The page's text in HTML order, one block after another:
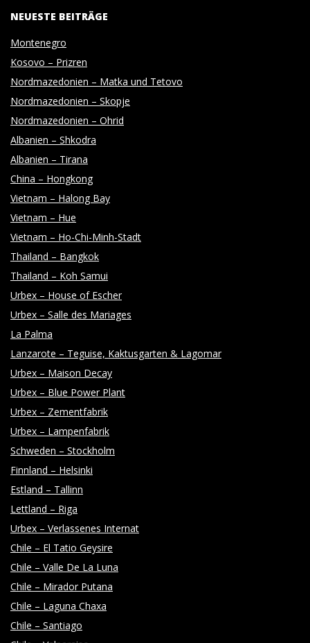
NEUESTE BEITRÄGE
Montenegro
Kosovo – Prizren
Nordmazedonien – Matka und Tetovo
Nordmazedonien – Skopje
Nordmazedonien – Ohrid
Albanien – Shkodra
Albanien – Tirana
China – Hongkong
Vietnam – Halong Bay
Vietnam – Hue
Vietnam – Ho-Chi-Minh-Stadt
Thailand – Bangkok
Thailand – Koh Samui
Urbex – House of Escher
Urbex – Salle des Mariages
La Palma
Lanzarote – Teguise, Kaktusgarten & Lagomar
Urbex – Maison Decay
Urbex – Blue Power Plant
Urbex – Zementfabrik
Urbex – Lampenfabrik
Schweden – Stockholm
Finnland – Helsinki
Estland – Tallinn
Lettland – Riga
Urbex – Verlassenes Internat
Chile – El Tatio Geysire
Chile – Valle De La Luna
Chile – Mirador Putana
Chile – Laguna Chaxa
Chile – Santiago